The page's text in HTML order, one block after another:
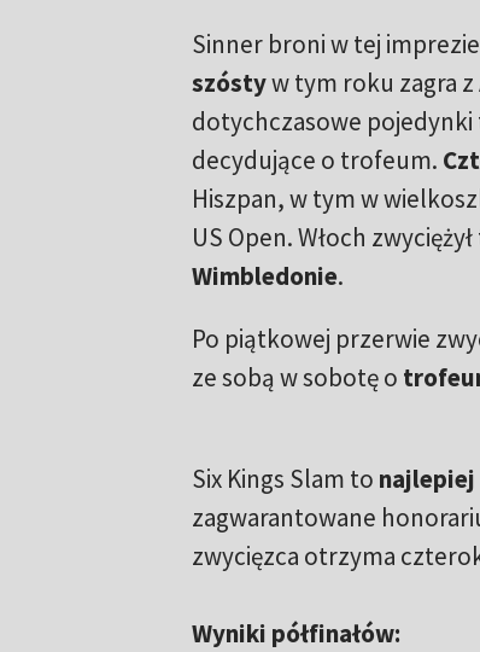
Sinner broni w tej
szóstyw tym roku zagra z
dotychczasowe pojedynki
decydujące o trofeum.
Hiszpan, w tym w
US Open. Włoch
Wimbledonie.
Po piątkowej przerwie
ze sobą w sobotę o
Six Kings Slam to najlepiej
zagwarantowane
zwycięzca otrzyma
Wyniki półfinałów: